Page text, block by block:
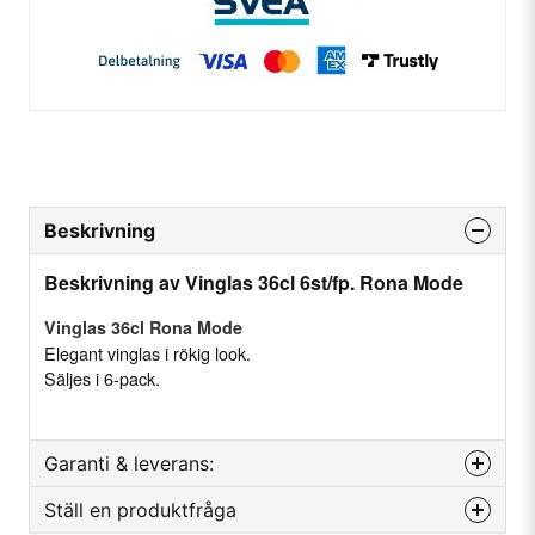
Beskrivning
Beskrivning av Vinglas 36cl 6st/fp. Rona Mode
Vinglas 36cl Rona Mode
Elegant vinglas i rökig look.
Säljes i 6-pack.
Garanti & leverans:
Höjd (cm)
Ställ en produktfråga